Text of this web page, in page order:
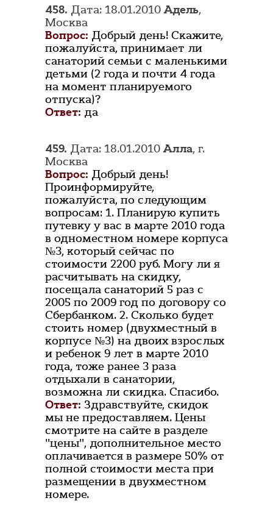
458. Дата: 18.01.2010Адель,
Москва
Вопрос: Добрый день! Скажите,
пожалуйста, принимает ли
санаторий семьи с маленькими
детьми (2 года и почти 4 года
на момент планируемого
отпуска)?
Ответ: да
459. Дата: 18.01.2010Алла, г.
Москва
Вопрос: Добрый день!
Проинформируйте,
пожалуйста, по следующим
вопросам: 1. Планирую купить
путевку у вас в марте 2010 года
в одноместном номере корпуса
№3, который сейчас по
стоимости 2200 руб. Могу ли я
расчитывать на скидку,
посещала санаторий 5 раз с
2005 по 2009 год по договору со
Сбербанком. 2. Сколько будет
стоить номер (двухместный в
корпусе №3) на двоих взрослых
и ребенок 9 лет в марте 2010
года, тоже ранее 3 раза
отдыхали в санатории,
возможна ли скидка. Спасибо.
Ответ: Здравствуйте, скидок
мы не предоставляем. Цены
смотрите на сайте в разделе
"цены", дополнительное место
оплачивается в размере 50% от
полной стоимости места при
размещении в двухместном
номере.